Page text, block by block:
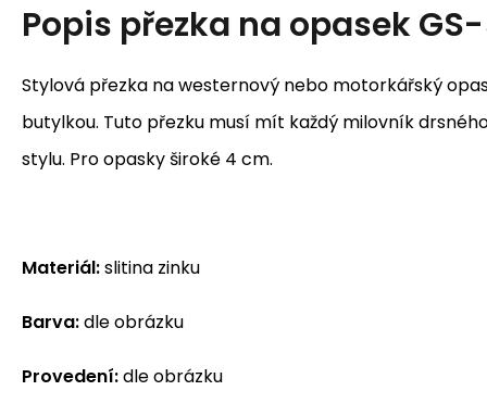
Popis přezka na opasek
Stylová přezka na westernový nebo motorkářský
butylkou. Tuto přezku musí mít každý milovník
stylu. Pro opasky široké 4 cm.
Materiál:slitina zinku
Barva:dle obrázku
Provedení:dle obrázku